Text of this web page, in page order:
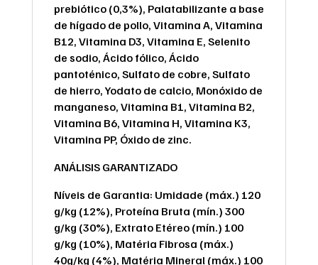
prebiótico (0,3%), Palatabilizante a base
de hígado de pollo, Vitamina A, Vitamina
B12, Vitamina D3, Vitamina E, Selenito
de sodio, Ácido fólico, Ácido
pantoténico, Sulfato de cobre, Sulfato
de hierro, Yodato de calcio, Monóxido de
manganeso, Vitamina B1, Vitamina B2,
Vitamina B6, Vitamina H, Vitamina K3,
Vitamina PP, Óxido de zinc.
ANÁLISIS GARANTIZADO
Níveis de Garantia: Umidade (máx.) 120
g/kg (12%), Proteína Bruta (mín.) 300
g/kg (30%), Extrato Etéreo (mín.) 100
g/kg (10%), Matéria Fibrosa (máx.)
40g/kg (4%), Matéria Mineral (máx.) 100